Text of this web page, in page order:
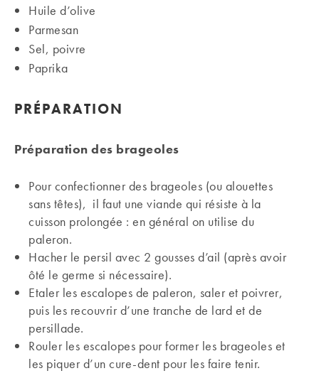
Huile d’olive
Parmesan
Sel, poivre
Paprika
PRÉPARATION
Préparation des brageoles
Pour confectionner des brageoles (ou alouettes
sans têtes), il faut une viande qui résiste à la
cuisson prolongée : en général on utilise du
paleron.
Hacher le persil avec 2 gousses d’ail (après avoir
ôté le germe si nécessaire).
Etaler les escalopes de paleron, saler et poivrer,
puis les recouvrir d’une tranche de lard et de
persillade.
Rouler les escalopes pour former les brageoles et
les piquer d’un cure-dent pour les faire tenir.